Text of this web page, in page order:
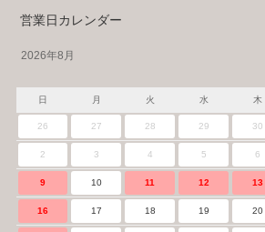
営業日カレンダー
2026年8月
日 月 火 水 木
26 27 28 29 30
2 3 4 5 6
9 10 11 12 13
16 17 18 19 20